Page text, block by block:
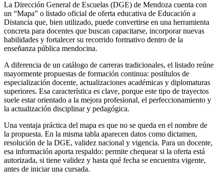
La Dirección General de Escuelas (DGE) de Mendoza cuenta con
un “Mapa” o listado oficial de oferta educativa de Educación a
Distancia que, bien utilizado, puede convertirse en una herramienta
concreta para docentes que buscan capacitarse, incorporar nuevas
habilidades y fortalecer su recorrido formativo dentro de la
enseñanza pública mendocina.
A diferencia de un catálogo de carreras tradicionales, el listado reúne
mayormente propuestas de formación continua: postítulos de
especialización docente, actualizaciones académicas y diplomaturas
superiores. Esa característica es clave, porque este tipo de trayectos
suele estar orientado a la mejora profesional, el perfeccionamiento y
la actualización disciplinar y pedagógica.
Una ventaja práctica del mapa es que no se queda en el nombre de
la propuesta. En la misma tabla aparecen datos como dictamen,
resolución de la DGE, validez nacional y vigencia. Para un docente,
esa información aporta respaldo: permite chequear si la oferta está
autorizada, si tiene validez y hasta qué fecha se encuentra vigente,
antes de iniciar una cursada.